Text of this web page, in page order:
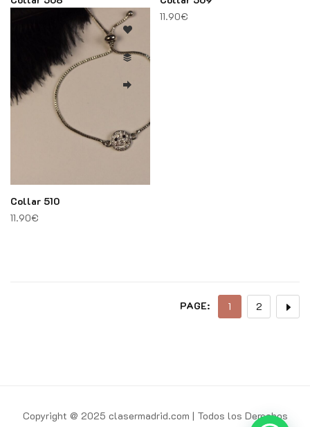
11.90€
Collar 510
11.90€
PAGE: 1 2
Copyright @ 2025 clasermadrid.com | Todos los Derechos